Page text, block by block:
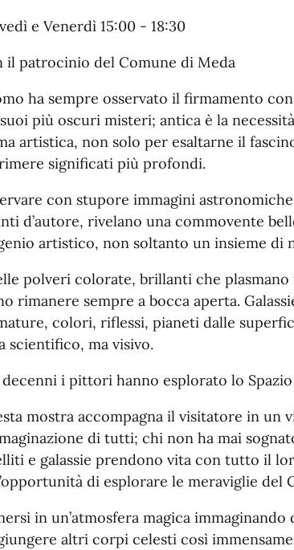
e Venerdì 15:00 - 18:30
il patrocinio del Comune di Meda
ha sempre osservato il firmamento
più oscuri misteri; antica è la
artistica, non solo per esaltarne il
significati più profondi.
con stupore immagini
d’autore, rivelano una commovente
artistico, non soltanto un insieme di
polveri colorate, brillanti che
rimanere sempre a bocca aperta.
colori, riflessi, pianeti dalle
scientifico, ma visivo.
decenni i pittori hanno esplorato lo
mostra accompagna il visitatore in un
di tutti; chi non ha mai
e galassie prendono vita con tutto il
di esplorare le meraviglie del
in un’atmosfera magica
altri corpi celesti così